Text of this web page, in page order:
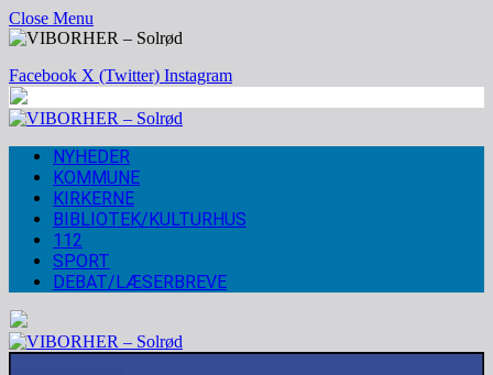
Close Menu
Facebook X (Twitter) Instagram
NYHEDER
KOMMUNE
KIRKERNE
BIBLIOTEK/KULTURHUS
112
SPORT
DEBAT/LÆSERBREVE